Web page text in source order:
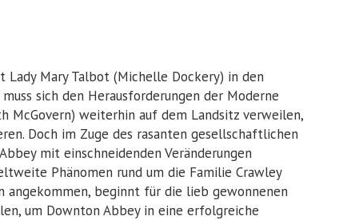
Mary Talbot (Michelle Dockery) in den
sich den Herausforderungen der Moderne
McGovern) weiterhin auf dem Landsitz verweilen,
Doch im Zuge des rasanten gesellschaftlichen
mit einschneidenden Veränderungen
Phänomen rund um die Familie Crawley
angekommen, beginnt für die lieb gewonnenen
um Downton Abbey in eine erfolgreiche